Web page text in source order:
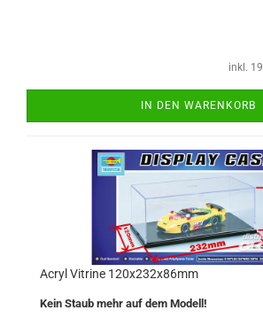
inkl.
IN DEN WARENKORB
Acryl Vitrine 120x232x86mm
Kein Staub mehr auf dem Modell!